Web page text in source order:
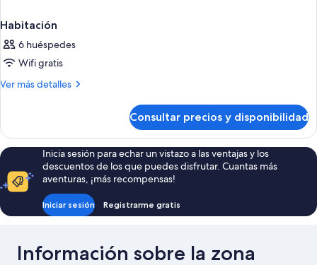
Habitación
6 huéspedes
Wifi gratis
Ver más detalles
Más
Consultar precios y disponibilidad
Inicia sesión para echar un vistazo a las ventajas y los
descuentos de los que puedes disfrutar. Cuantas más
aventuras, ¡más recompensas!
Iniciar sesión Registrarme gratis
Información sobre la zona